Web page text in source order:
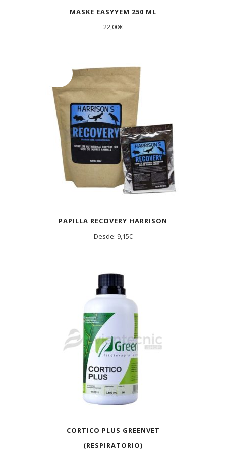
MASKE EASYYEM 250 ML
22,00€
AGOTADO
PAPILLA RECOVERY HARRISON
Desde: 9,15€
CORTICO PLUS GREENVET
(RESPIRATORIO)